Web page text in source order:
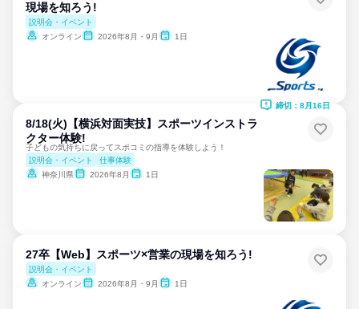
現場を知ろう!
説明会・イベント
オンライン
2026年8月・9月 1日
8/18(火)【横浜対面実技】スポーツインストラ
クター体験!
子どもの気持ちに戻ってスポコミの指導を体験しよう！
説明会・イベント
仕事体験
神奈川県
2026年8月 1日
締切：8月16日
27卒【Web】スポーツ×営業の現場を知ろう!
説明会・イベント
オンライン
2026年8月・9月 1日